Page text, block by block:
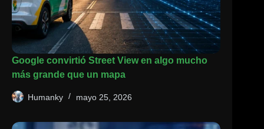
Google convirtió Street View en algo mucho
más grande que un mapa
Humanky mayo 25, 2026